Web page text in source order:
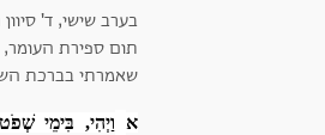
בערב שישי, ד'
תום ספירת העומר,
שאמרתי בברכת
א
וַיְהִי, בִּימֵי